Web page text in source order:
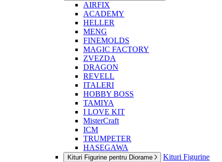
AIRFIX
ACADEMY
HELLER
MENG
FINEMOLDS
MAGIC FACTORY
ZVEZDA
DRAGON
REVELL
ITALERI
HOBBY BOSS
TAMIYA
I LOVE KIT
MisterCraft
ICM
TRUMPETER
HASEGAWA
Kituri Figurine pentru Diorame
Kituri Figurine